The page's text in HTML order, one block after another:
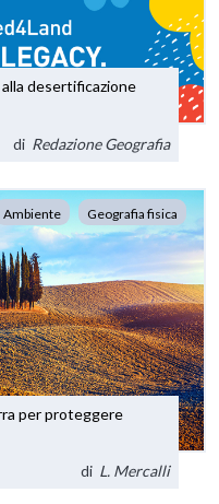
desertificazione
di Redazione Geografia
Ambiente Geografia fisica
per proteggere
di L. Mercalli